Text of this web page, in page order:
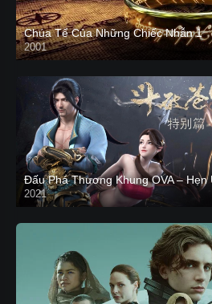
Chúa Tể Của Những Chiếc Nhẫn 1
2001
Đấu Phá Thương Khung OVA – Hẹn
2021